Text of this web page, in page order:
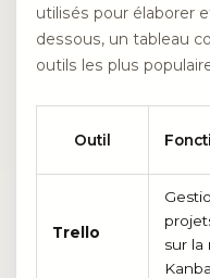
utilisés pour élaborer
dessous, un tableau
outils les plus
Outil
Trello
sur la